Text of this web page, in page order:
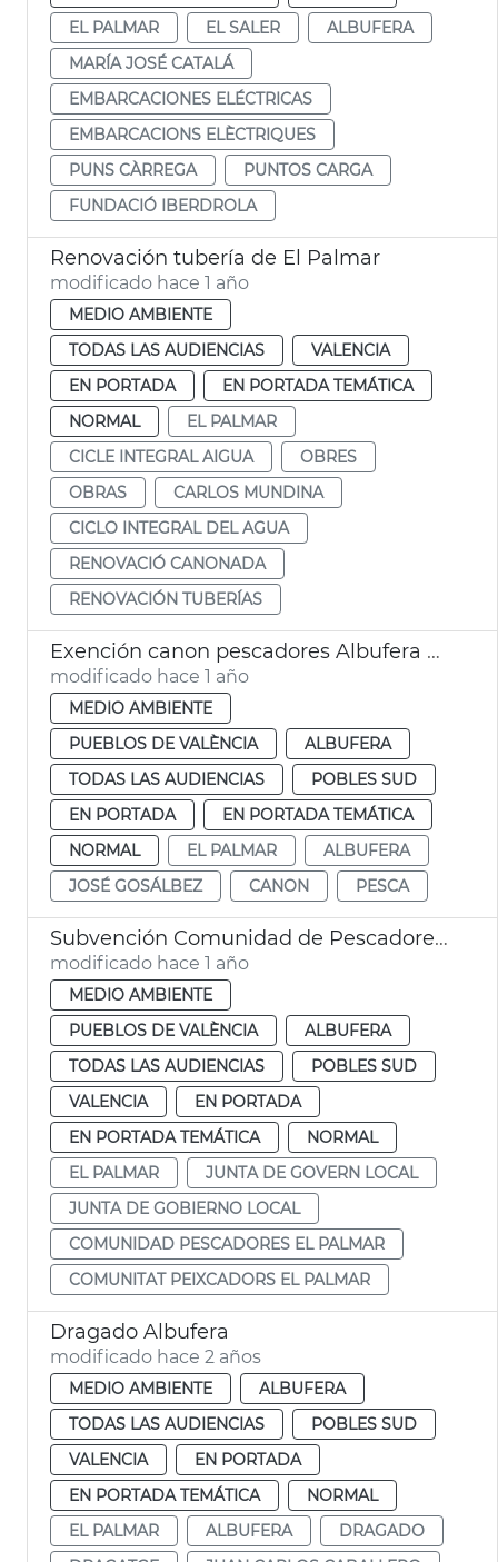
EL PALMAR
EL SALER
ALBUFERA
MARÍA JOSÉ CATALÁ
EMBARCACIONES ELÉCTRICAS
EMBARCACIONS ELÈCTRIQUES
PUNS CÀRREGA
PUNTOS CARGA
FUNDACIÓ IBERDROLA
Renovación tubería de El Palmar
modificado hace 1 año
MEDIO AMBIENTE
TODAS LAS AUDIENCIAS
VALENCIA
EN PORTADA
EN PORTADA TEMÁTICA
NORMAL
EL PALMAR
CICLE INTEGRAL AIGUA
OBRES
OBRAS
CARLOS MUNDINA
CICLO INTEGRAL DEL AGUA
RENOVACIÓ CANONADA
RENOVACIÓN TUBERÍAS
Exención canon pescadores Albufera València
modificado hace 1 año
MEDIO AMBIENTE
PUEBLOS DE VALÈNCIA
ALBUFERA
TODAS LAS AUDIENCIAS
POBLES SUD
EN PORTADA
EN PORTADA TEMÁTICA
NORMAL
EL PALMAR
ALBUFERA
JOSÉ GOSÁLBEZ
CANON PESCA
Subvención Comunidad de Pescadores de El Palmar
modificado hace 1 año
MEDIO AMBIENTE
PUEBLOS DE VALÈNCIA
ALBUFERA
TODAS LAS AUDIENCIAS
POBLES SUD
VALENCIA
EN PORTADA
EN PORTADA TEMÁTICA
NORMAL
EL PALMAR
JUNTA DE GOVERN LOCAL
JUNTA DE GOBIERNO LOCAL
COMUNIDAD PESCADORES EL PALMAR
COMUNITAT PEIXCADORS EL PALMAR
Dragado Albufera
modificado hace 2 años
MEDIO AMBIENTE
ALBUFERA
TODAS LAS AUDIENCIAS
POBLES SUD
VALENCIA
EN PORTADA
EN PORTADA TEMÁTICA
NORMAL
EL PALMAR
ALBUFERA
DRAGADO